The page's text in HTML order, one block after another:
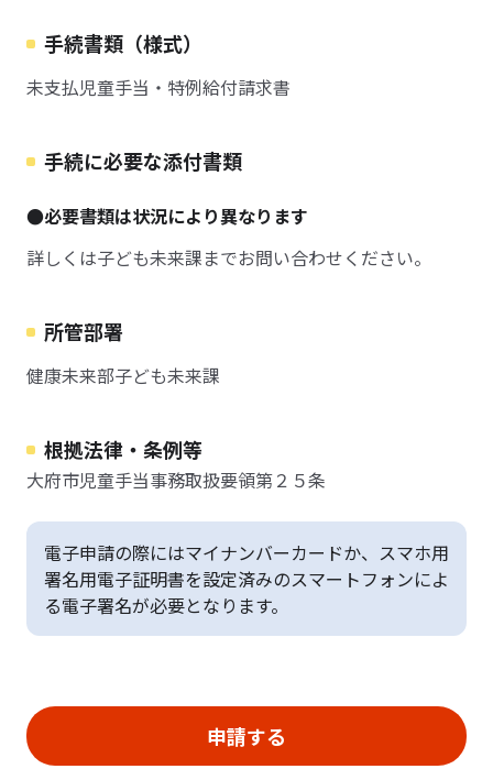
手続書類（様式）
未支払児童手当・特例給付請求書
手続に必要な添付書類
●必要書類は状況により異なります
詳しくは子ども未来課までお問い合わせください。
所管部署
健康未来部子ども未来課
根拠法律・条例等
大府市児童手当事務取扱要領第２５条
電子申請の際にはマイナンバーカードか、スマホ用
署名用電子証明書を設定済みのスマートフォンによ
る電子署名が必要となります。